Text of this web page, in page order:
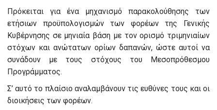
Πρόκειται για ένα μηχανισμό παρακολούθησης των
ετήσιων προϋπολογισμών των φορέων της Γενικής
Κυβέρνησης σε μηνιαία βάση με τον ορισμό τριμηνιαίων
στόχων και ανώτατων ορίων δαπανών, ώστε αυτοί να
συνάδουν με τους στόχους του Μεσοπρόθεσμου
Προγράμματος.
Σ’ αυτό το πλαίσιο αναλαμβάνουν τις ευθύνες τους και οι
διοικήσεις των φορέων.